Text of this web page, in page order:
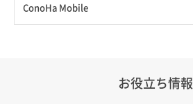
ConoHa Mobile
お役立ち情報